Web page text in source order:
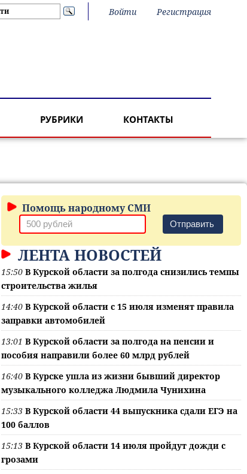
Войти Регистрация
РУБРИКИ КОНТАКТЫ
Помощь народному СМИ
Отправить
ЛЕНТА НОВОСТЕЙ
15:50 В Курской области за полгода снизились темпы
строительства жилья
14:40 В Курской области с 15 июля изменят правила
заправки автомобилей
13:01 В Курской области за полгода на пенсии и
пособия направили более 60 млрд рублей
16:40 В Курске ушла из жизни бывший директор
музыкального колледжа Людмила Чунихина
15:33 В Курской области 44 выпускника сдали ЕГЭ на
100 баллов
15:13 В Курской области 14 июля пройдут дожди с
грозами